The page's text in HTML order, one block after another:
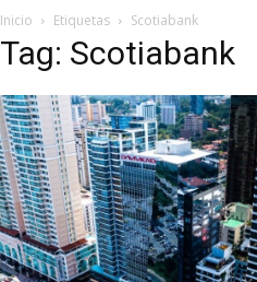
Inicio Etiquetas Scotiabank
Tag: Scotiabank